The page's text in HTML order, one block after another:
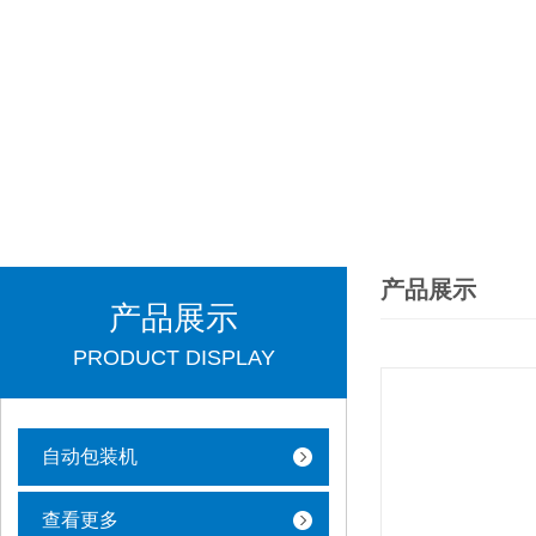
产品展示
PRODUCT DISPLAY
自动包装机
查看更多
产品展示